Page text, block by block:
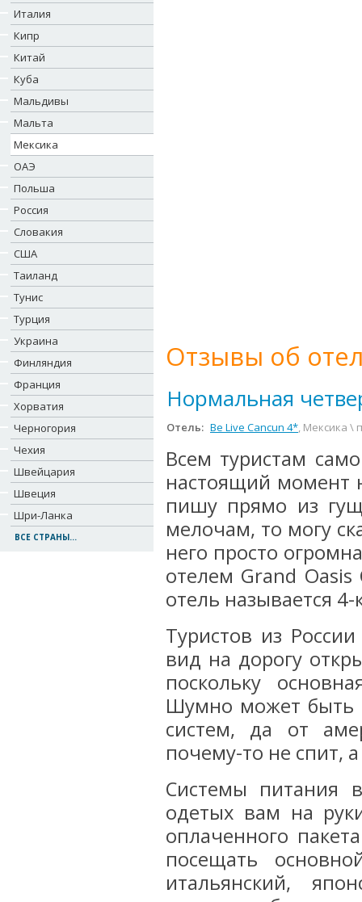
Италия
Кипр
Китай
Куба
Мальдивы
Мальта
Мексика
ОАЭ
Польша
Россия
Словакия
США
Таиланд
Тунис
Турция
Украина
Финляндия
Франция
Хорватия
Черногория
Чехия
Швейцария
Швеция
Шри-Ланка
ВСЕ СТРАНЫ...
Отзывы об
Нормальная
Отель: Be Live Cancun 4*, Мексика \
Всем туристам
настоящий момент
пишу прямо из
мелочам, то могу
него просто
отелем Grand
отель называется
Туристов из
вид на дорогу
поскольку
Шумно может быть
систем, да от
почему-то не спит,
Системы питания
одетых вам на
оплаченного
посещать
итальянский,